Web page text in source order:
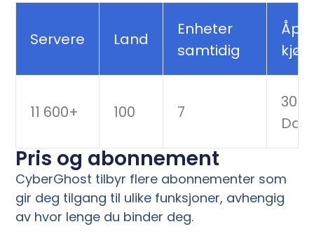
Servere Land
Enheter
samtidig
kjøp
11 600+ 100 7
30
Pris og abonnement
CyberGhost tilbyr flere abonnementer som
gir deg tilgang til ulike funksjoner, avhengig
av hvor lenge du binder deg.